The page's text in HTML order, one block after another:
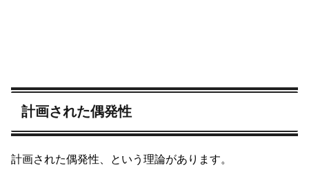
計画された偶発性
計画された偶発性、という理論があります。